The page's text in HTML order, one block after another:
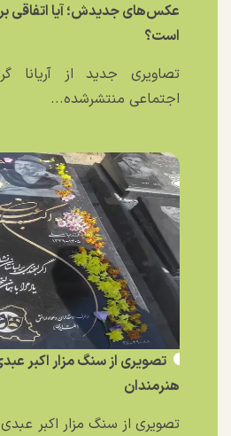
عکس‌های جدیدش؛ آیا اتفاقی
است؟
تصاویری جدید از آریانا
اجتماعی منتشرشده...
تصویری از سنگ مزار اکبر
هنرمندان
تصویری از سنگ مزار اکبر عبدی